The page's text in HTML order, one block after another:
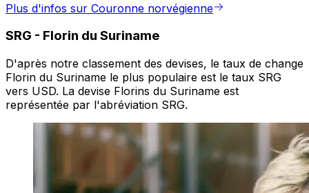
Plus d'infos sur Couronne norvégienne
SRG - Florin du Suriname
D'après notre classement des devises, le taux de change
Florin du Suriname le plus populaire est le taux SRG
vers USD. La devise Florins du Suriname est
représentée par l'abréviation SRG.